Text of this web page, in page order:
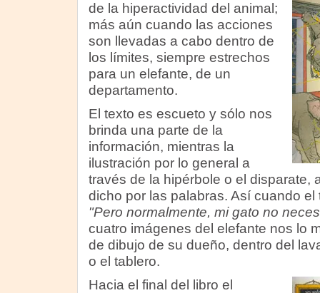
de la hiperactividad del animal;
más aún cuando las acciones
son llevadas a cabo dentro de
los límites, siempre estrechos
para un elefante, de un
departamento.
El texto es escueto y sólo nos
brinda una parte de la
información, mientras la
ilustración por lo general a
través de la hipérbole o el disparate,
dicho por las palabras. Así cuando
"Pero normalmente, mi gato no
cuatro imágenes del elefante nos lo
de dibujo de su dueño, dentro del
o el tablero.
Hacia el final del libro el